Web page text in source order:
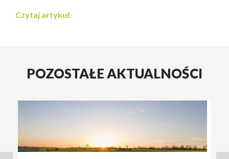
Czytaj artykuł.
POZOSTAŁE AKTUALNOŚCI